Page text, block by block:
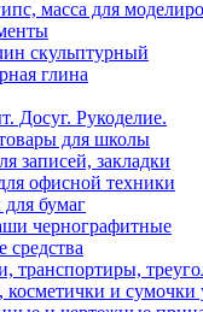
масса для
скульптурный
глина
Досуг. Рукоделие.
для школы
записей, закладки
офисной техники
бумаг
чернографитные
средства
транспортиры,
и сумочки